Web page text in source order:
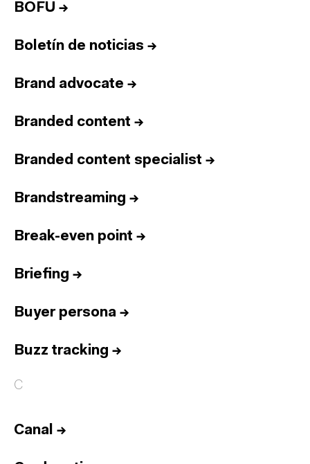
BOFU →
Boletín de noticias →
Brand advocate →
Branded content →
Branded content specialist →
Brandstreaming →
Break-even point →
Briefing →
Buyer persona →
Buzz tracking →
C
Canal →